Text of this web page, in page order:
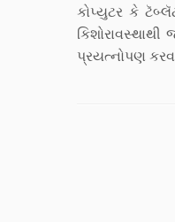
કોપ્યુટર કે
પ્રયત્નોપણ